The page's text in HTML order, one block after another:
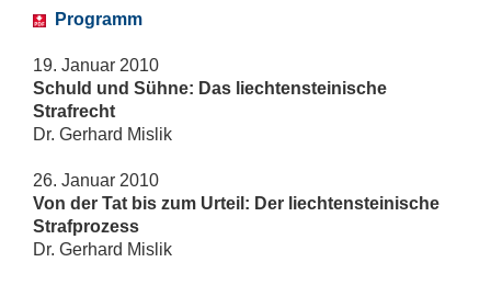
Programm
19. Januar 2010
Schuld und Sühne: Das liechtensteinische
Strafrecht
Dr. Gerhard Mislik
26. Januar 2010
Von der Tat bis zum Urteil: Der liechtensteinische
Strafprozess
Dr. Gerhard Mislik